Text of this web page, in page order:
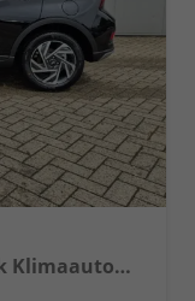
Trend 1.0 T-GDI 90PS Automatik Klimaautomatik Rückf.Kamera Parksensoren Sitzheizung Lenkradheizung Bluetooth Touchscreen Tempomat Apple CarPlay + Android Auto 16"LM